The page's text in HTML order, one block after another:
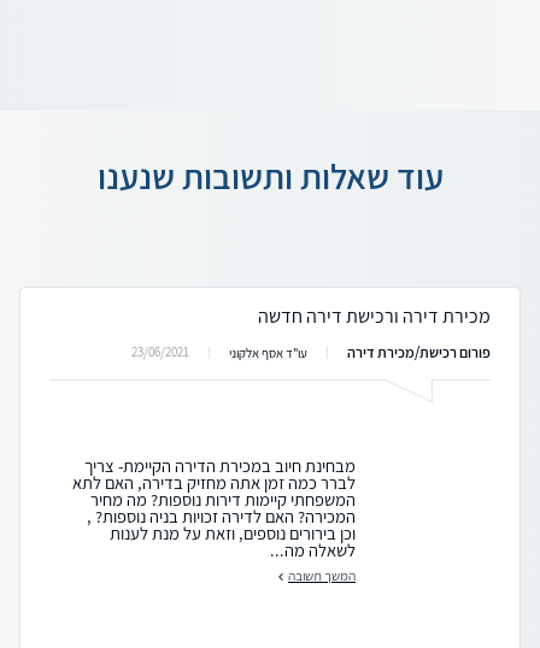
עוד שאלות ותשובות שנענו
מכירת דירה ורכישת דירה חדשה
פורום רכישת/מכירת דירה עו"ד אסף אלקוני 23/06/2021
מבחינת חיוב במכירת הדירה הקיימת- צריך
לברר כמה זמן אתה מחזיק בדירה, האם לתא
המשפחתי קיימות דירות נוספות? מה מחיר
המכירה? האם לדירה זכויות בניה נוספות? ,
וכן בירורים נוספים, וזאת על מנת לענות
לשאלה מה...
המשך תשובה